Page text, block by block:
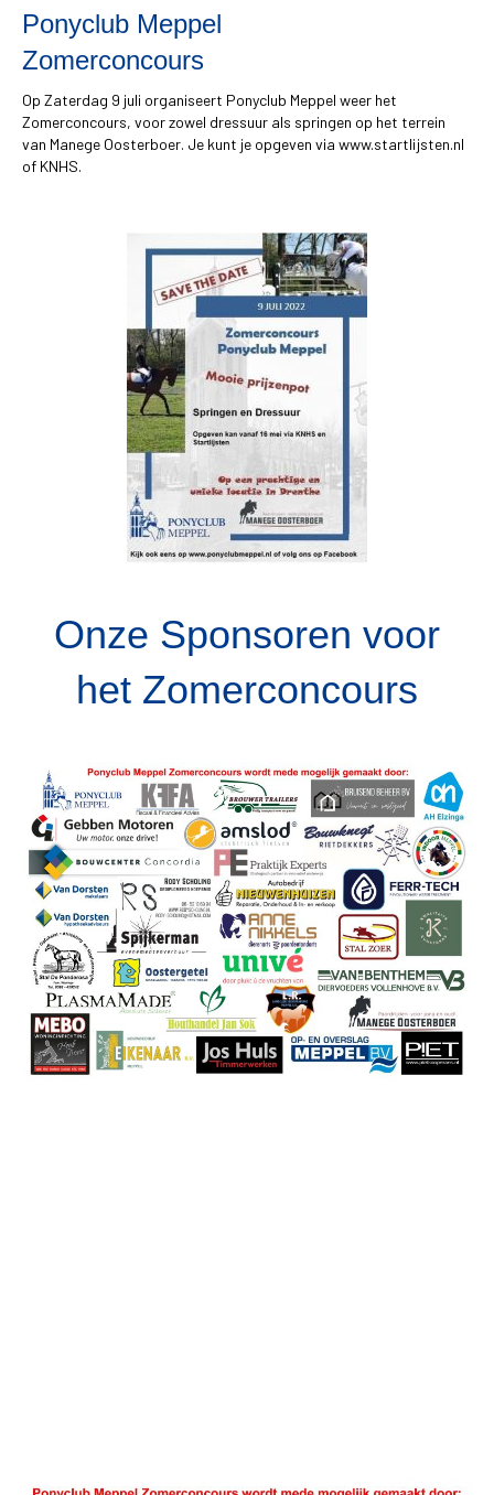
Ponyclub Meppel
Zomerconcours
Op Zaterdag 9 juli organiseert Ponyclub Meppel weer het
Zomerconcours, voor zowel dressuur als springen op het terrein
van Manege Oosterboer. Je kunt je opgeven via www.startlijsten.nl
of KNHS.
Onze Sponsoren voor
het Zomerconcours